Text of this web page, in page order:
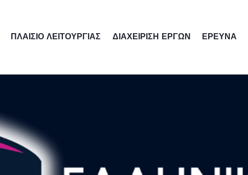
ΠΛΑΙΣΙΟ ΛΕΙΤΟΥΡΓΙΑΣ ΔΙΑΧΕΙΡΙΣΗ ΕΡΓΩΝ ΕΡΕΥΝΑ